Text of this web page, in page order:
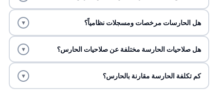
هل الحارسات مرخصات ومسجلات نظامياً؟ ▾
هل صلاحيات الحارسة مختلفة عن صلاحيات الحارس؟ ▾
كم تكلفة الحارسة مقارنة بالحارس؟ ▾